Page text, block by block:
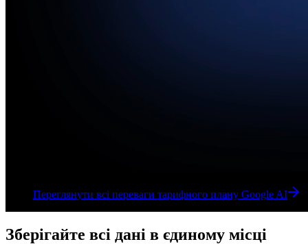
Переглянути всі переваги тарифного плану Google AI
Переглянути всі переваги тарифного плану Google AI
Зберігайте всі дані в єдиному місці